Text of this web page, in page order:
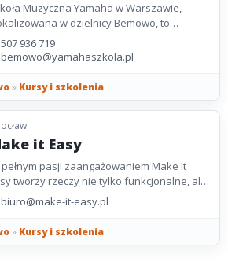
Muzyczna Yamaha w Warszawie,
w dzielnicy Bemowo, to
w której pasja do muzyki łączy się
507 936 719
bemowo@yamahaszkola.pl
» Kursy i szkolenia
it Easy
pasji zaangażowaniem Make It
tworzy rzeczy nie tylko funkcjonalne, ale
Wszystko co znajdziecie na stronie
biuro@make-it-easy.pl
» Kursy i szkolenia